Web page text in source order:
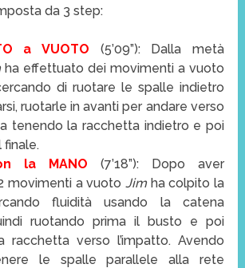
da 3 step:
a VUOTO (5’09”): Dalla metà
ha effettuato dei movimenti a vuoto
di ruotare le spalle indietro
ruotarle in avanti per andare verso
tenendo la racchetta indietro e poi
finale.
la MANO (7’18”): Dopo aver
movimenti a vuoto Jimha colpito la
fluidità usando la catena
ruotando prima il busto e poi
racchetta verso l’impatto. Avendo
le spalle parallele alla rete